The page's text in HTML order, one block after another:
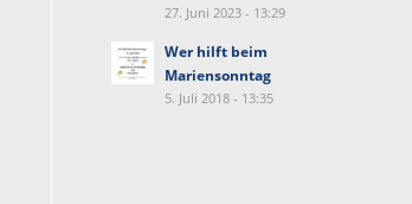
27. Juni 2023 - 13:29
Wer hilft beim
Mariensonntag
5. Juli 2018 - 13:35